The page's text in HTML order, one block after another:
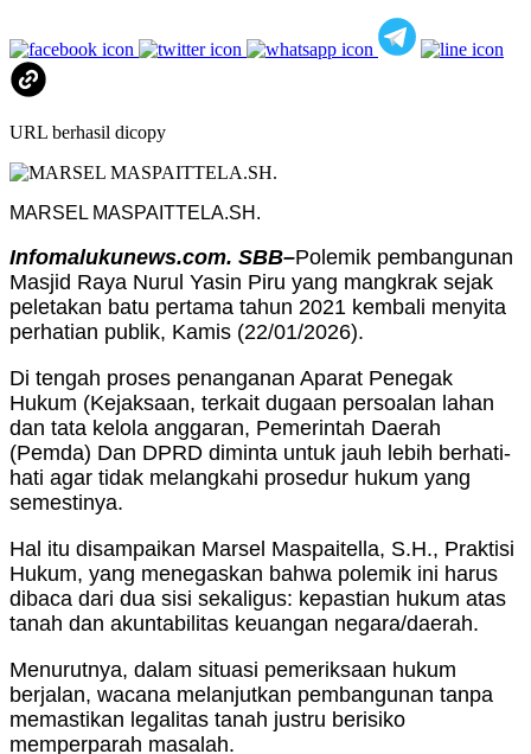
URL berhasil dicopy
MARSEL MASPAITTELA.SH.
Infomalukunews.com. SBB–Polemik pembangunan
Masjid Raya Nurul Yasin Piru yang mangkrak sejak
peletakan batu pertama tahun 2021 kembali menyita
perhatian publik, Kamis (22/01/2026).
Di tengah proses penanganan Aparat Penegak
Hukum (Kejaksaan, terkait dugaan persoalan lahan
dan tata kelola anggaran, Pemerintah Daerah
(Pemda) Dan DPRD diminta untuk jauh lebih berhati-
hati agar tidak melangkahi prosedur hukum yang
semestinya.
Hal itu disampaikan Marsel Maspaitella, S.H., Praktisi
Hukum, yang menegaskan bahwa polemik ini harus
dibaca dari dua sisi sekaligus: kepastian hukum atas
tanah dan akuntabilitas keuangan negara/daerah.
Menurutnya, dalam situasi pemeriksaan hukum
berjalan, wacana melanjutkan pembangunan tanpa
memastikan legalitas tanah justru berisiko
memperparah masalah.